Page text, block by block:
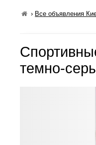
› Все объявления
темно-